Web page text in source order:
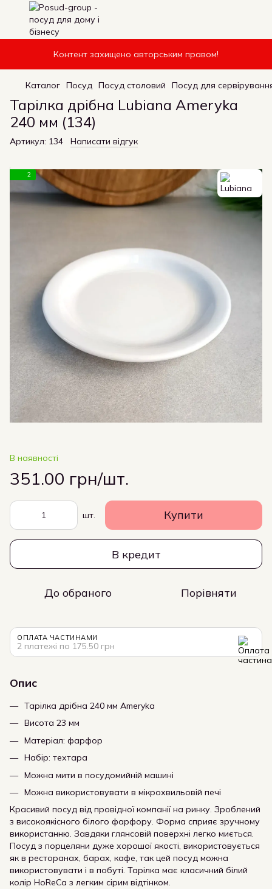
Контент захищено авторським правом!
Каталог Посуд Посуд столовий Посуд для
Тарілка дрібна Lubiana Ameryka
240 мм (134)
Артикул: 134 Написати відгук
2
В наявності
351.00 грн/шт.
шт. Купити
В кредит
До обраного Порівняти
ОПЛАТА ЧАСТИНАМИ
2 платежі по 175.50 грн
Опис
Тарілка дрібна 240 мм Ameryka
Висота 23 мм
Матеріал: фарфор
Набір: техтара
Можна мити в посудомийній машині
Можна використовувати в мікрохвильовій печі
Красивий посуд від провідної компанії на ринку. Зроблений
з високоякісного білого фарфору. Форма сприяє зручному
використанню. Завдяки глянсовій поверхні легко миється.
Посуд з порцеляни дуже хорошої якості, використовується
як в ресторанах, барах, кафе, так цей посуд можна
використовувати і в побуті. Тарілка має класичний білий
колір HoReCa з легким сірим відтінком.